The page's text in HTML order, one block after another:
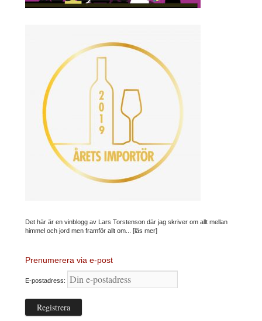
Det här är en vinblogg av Lars Torstenson där jag skriver om allt mellan
himmel och jord men framför allt om... [läs mer]
Prenumerera via e-post
E-postadress: